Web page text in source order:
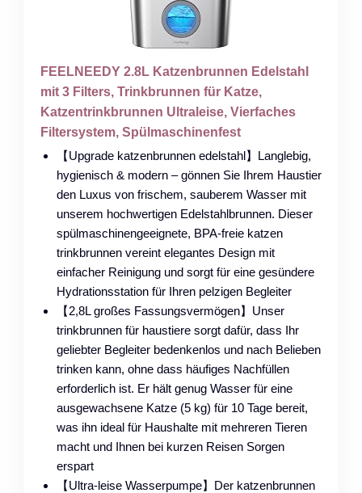
FEELNEEDY 2.8L Katzenbrunnen Edelstahl
mit 3 Filters, Trinkbrunnen für Katze,
Katzentrinkbrunnen Ultraleise, Vierfaches
Filtersystem, Spülmaschinenfest
【Upgrade katzenbrunnen edelstahl】Langlebig,
hygienisch & modern – gönnen Sie Ihrem Haustier
den Luxus von frischem, sauberem Wasser mit
unserem hochwertigen Edelstahlbrunnen. Dieser
spülmaschinengeeignete, BPA-freie katzen
trinkbrunnen vereint elegantes Design mit
einfacher Reinigung und sorgt für eine gesündere
Hydrationsstation für Ihren pelzigen Begleiter
【2,8L großes Fassungsvermögen】Unser
trinkbrunnen für haustiere sorgt dafür, dass Ihr
geliebter Begleiter bedenkenlos und nach Belieben
trinken kann, ohne dass häufiges Nachfüllen
erforderlich ist. Er hält genug Wasser für eine
ausgewachsene Katze (5 kg) für 10 Tage bereit,
was ihn ideal für Haushalte mit mehreren Tieren
macht und Ihnen bei kurzen Reisen Sorgen
erspart
【Ultra-leise Wasserpumpe】Der katzenbrunnen